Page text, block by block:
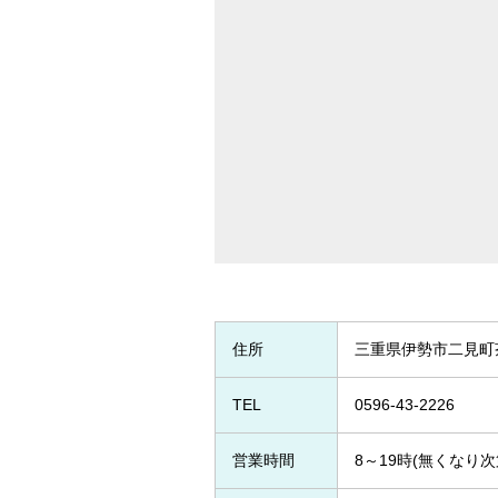
住所 三重県伊勢市二見
TEL 0596-43-2226
営業時間 8～19時(無くなり